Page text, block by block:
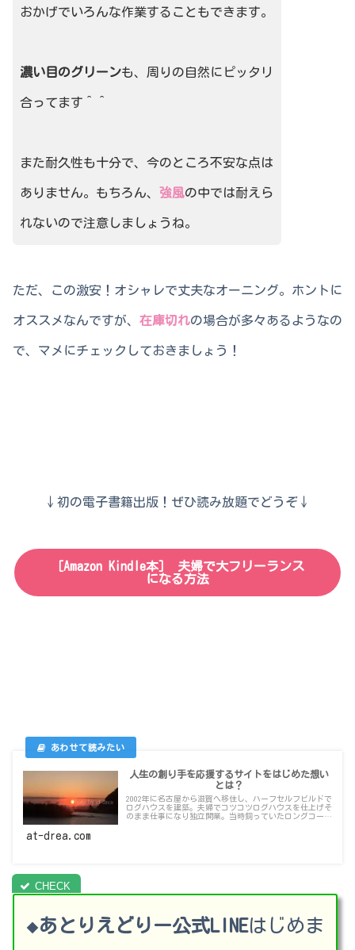
おかげでいろんな作業することもできます。
濃い目のグリーンも、周りの自然にピッタリ
合ってます＾＾
また耐久性も十分で、今のところ不安な点は
ありません。もちろん、 強風の中では耐えら
れないので注意しましょうね。
ただ、この激安！オシャレで丈夫なオーニング。ホントに
オススメなんですが、 在庫切れの場合が多々あるようなの
で、マメにチェックしておきましょう！
↓初の電子書籍出版！ぜひ読み放題でどうぞ↓
［Amazon Kindle本］
夫婦で大フリーランス
になる方法
人生の創り手を応援するサイトをはじめた想い
とは？
2002年に名古屋から滋賀へ移住し、ハーフセルフビルドで
ログハウスを建築。夫婦でコツコツログハウスを仕上げそ
のまま仕事になり独立開業。当時飼っていたロングコート
at-drea.com
◆あとりえどりー公式LINEはじめま